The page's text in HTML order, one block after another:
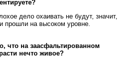
дело охаивать не будут, значит,
прошли на высоком уровне.
что на заасфальтированном
нечто живое?